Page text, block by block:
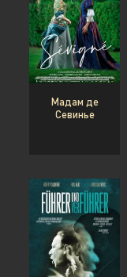
Мадам де
Севинье